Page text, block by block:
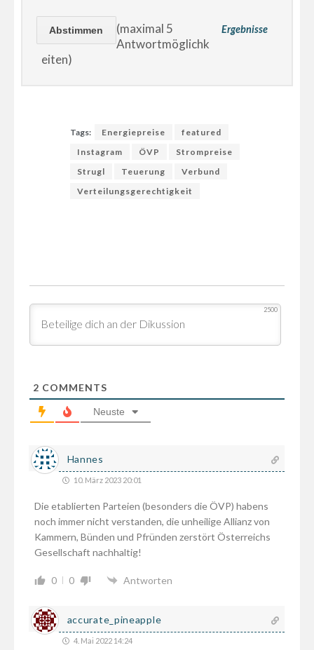
Ergebnisse
(maximal 5
Antwortmöglichk
eiten)
Tags: Energiepreise
featured
Instagram
ÖVP
Strompreise
Strugl
Teuerung
Verbund
Verteilungsgerechtigkeit
2500
2 COMMENTS
Neuste
Hannes
10. März 2023 20:01
Die etablierten Parteien (besonders die ÖVP) habens
noch immer nicht verstanden, die unheilige Allianz von
Kammern, Bünden und Pfründen zerstört Österreichs
Gesellschaft nachhaltig!
0 0 Antworten
accurate_pineapple
4. Mai 2022 14:24